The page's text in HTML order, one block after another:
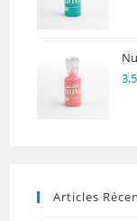
Articles